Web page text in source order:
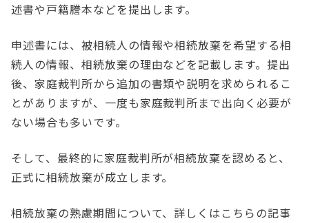
述書や戸籍謄本などを提出します。
申述書には、被相続人の情報や相続放棄を希望する相
続人の情報、相続放棄の理由などを記載します。提出
後、家庭裁判所から追加の書類や説明を求められるこ
とがありますが、一度も家庭裁判所まで出向く必要が
ない場合も多いです。
そして、最終的に家庭裁判所が相続放棄を認めると、
正式に相続放棄が成立します。
相続放棄の熟慮期間について、詳しくはこちらの記事